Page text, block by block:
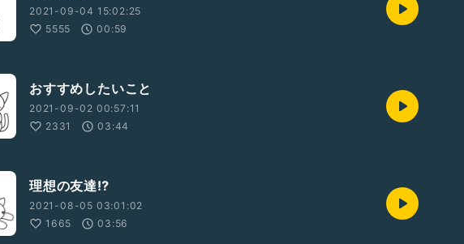
2021-09-04 15:02:25
5555
00:59
おすすめしたいこと
2021-09-02 00:57:11
2331
03:44
理想の友達⁉︎
2021-08-05 03:01:02
1665
03:56